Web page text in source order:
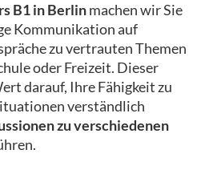
B1 in Berlinmachen wir Sie
Kommunikation auf
zu vertrauten Themen
oder Freizeit. Dieser
darauf, Ihre Fähigkeit zu
verständlich
zu verschiedenen